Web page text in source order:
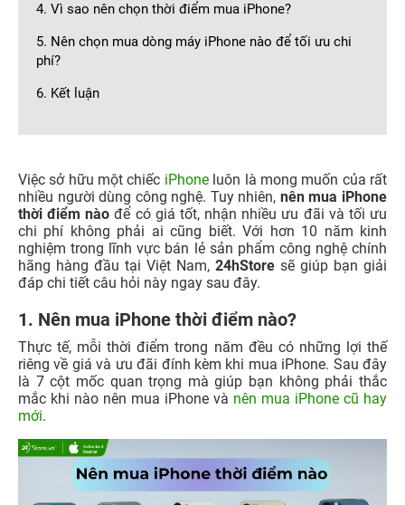
4. Vì sao nên chọn thời điểm mua iPhone?
5. Nên chọn mua dòng máy iPhone nào để tối ưu chi
phí?
6. Kết luận
Việc sở hữu một chiếc iPhoneluôn là mong muốn của rất
nhiều người dùng công nghệ. Tuy nhiên, nên mua iPhone
thời điểm nào để có giá tốt, nhận nhiều ưu đãi và tối ưu
chi phí không phải ai cũng biết. Với hơn 10 năm kinh
nghiệm trong lĩnh vực bán lẻ sản phẩm công nghệ chính
hãng hàng đầu tại Việt Nam, 24hStore sẽ giúp bạn giải
đáp chi tiết câu hỏi này ngay sau đây.
1. Nên mua iPhone thời điểm nào?
Thực tế, mỗi thời điểm trong năm đều có những lợi thế
riêng về giá và ưu đãi đính kèm khi mua iPhone. Sau đây
là 7 cột mốc quan trọng mà giúp bạn không phải thắc
mắc khi nào nên mua iPhone và nên mua iPhone cũ hay
mới.